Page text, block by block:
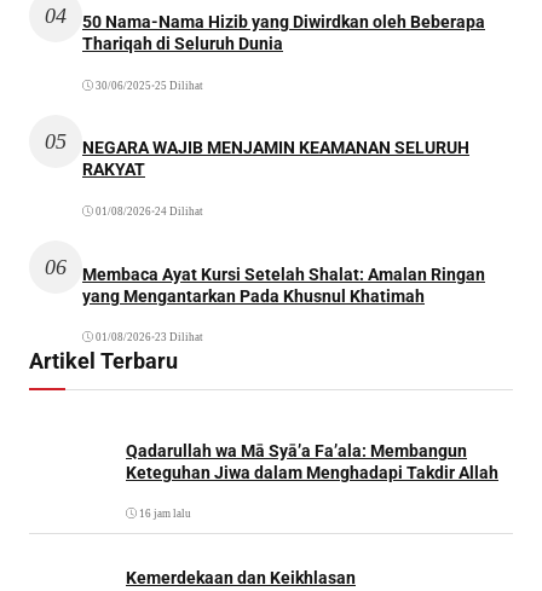
04
50 Nama-Nama Hizib yang Diwirdkan oleh Beberapa
Thariqah di Seluruh Dunia
30/06/2025 •25 Dilihat
05
NEGARA WAJIB MENJAMIN KEAMANAN SELURUH
RAKYAT
01/08/2026•24 Dilihat
06
Membaca Ayat Kursi Setelah Shalat: Amalan Ringan
yang Mengantarkan Pada Khusnul Khatimah
01/08/2026•23 Dilihat
Artikel Terbaru
Qadarullah wa Mā Syā’a Fa’ala: Membangun
Keteguhan Jiwa dalam Menghadapi Takdir Allah
16 jam lalu
Kemerdekaan dan Keikhlasan